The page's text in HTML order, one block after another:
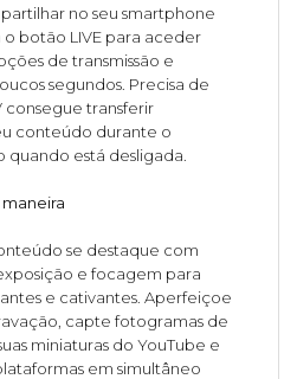
no seu smartphone
botão LIVE para aceder
de transmissão e
segundos. Precisa de
consegue transferir
conteúdo durante o
está desligada.
se destaque com
e focagem para
e cativantes. Aperfeiçoe
capte fotogramas de
miniaturas do YouTube e
em simultâneo